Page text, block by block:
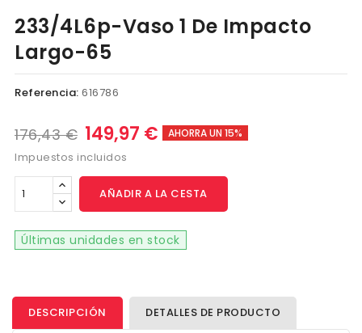
233/4L6p-Vaso 1 De Impacto
Largo-65
Referencia: 616786
176,43 € 149,97 € AHORRA UN 15%
Impuestos incluidos
AÑADIR A LA CESTA
Últimas unidades en stock
DESCRIPCIÓN DETALLES DE PRODUCTO